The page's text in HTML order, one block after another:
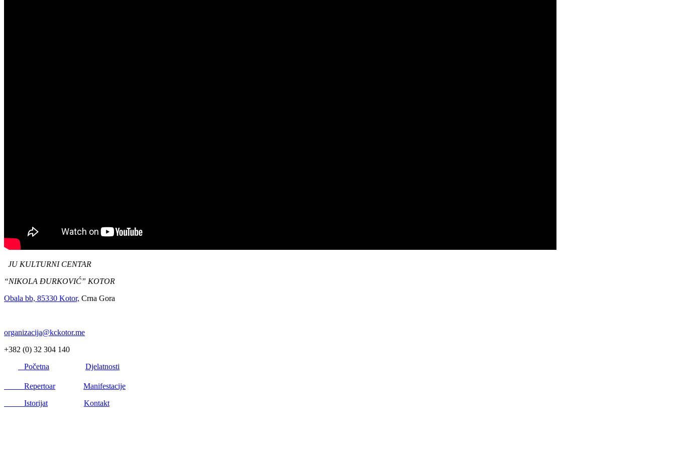
JU KULTURNI CENTAR
“NIKOLA ĐURKOVIĆ” KOTOR
Obala bb, 85330 Kotor, Crna Gora
organizacija@kckotor.me
+382 (0) 32 304 140
Početna
Djelatnosti
Repertoar
Manifestacije
Istorijat
Kontakt